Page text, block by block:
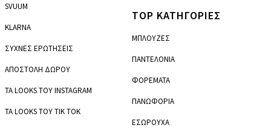
SVUUM
KLARNA
ΣΥΧΝΕΣ ΕΡΩΤΗΣΕΙΣ
ΑΠΟΣΤΟΛΗ ΔΩΡΟΥ
ΤΑ LOOKS ΤΟΥ INSTAGRAM
ΤΑ LOOKS ΤΟΥ TIK TOK
TOP ΚΑΤΗΓΟΡΙΕΣ
ΜΠΛΟΥΖΕΣ
ΠΑΝΤΕΛΟΝΙΑ
ΦΟΡΕΜΑΤΑ
ΠΑΝΩΦΟΡΙΑ
ΕΣΩΡΟΥΧΑ